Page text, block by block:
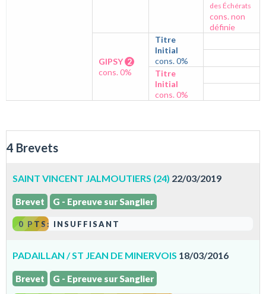
des Échérats
cons. non
définie
GIPSY 2
cons. 0%
Titre
Initial
cons. 0%
Titre
Initial
cons. 0%
4 Brevets
SAINT VINCENT JALMOUTIERS (24) 22/03/2019
Brevet G - Epreuve sur Sanglier
0 PTS: INSUFFISANT
PADAILLAN / ST JEAN DE MINERVOIS 18/03/2016
Brevet G - Epreuve sur Sanglier